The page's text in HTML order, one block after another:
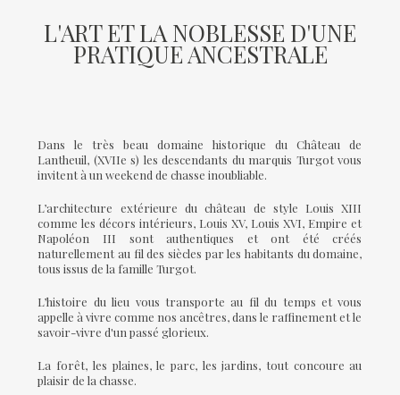
L'ART ET LA NOBLESSE D'UNE
PRATIQUE ANCESTRALE
Dans le très beau domaine historique du Château de
Lantheuil, (XVIIe s) les descendants du marquis Turgot vous
invitent à un weekend de chasse inoubliable.
L’architecture extérieure du château de style Louis XIII
comme les décors intérieurs, Louis XV, Louis XVI, Empire et
Napoléon III sont authentiques et ont été créés
naturellement au fil des siècles par les habitants du domaine,
tous issus de la famille Turgot.
L’histoire du lieu vous transporte au fil du temps et vous
appelle à vivre comme nos ancêtres, dans le raffinement et le
savoir-vivre d'un passé glorieux.
La forêt, les plaines, le parc, les jardins, tout concoure au
plaisir de la chasse.